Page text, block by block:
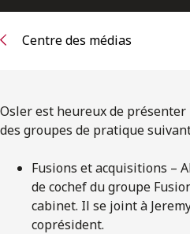
Centre des médias
Osler est heureux de
des groupes de pratique
Fusions et acquisitions –
de cochef du groupe
cabinet. Il se joint à
coprésident.